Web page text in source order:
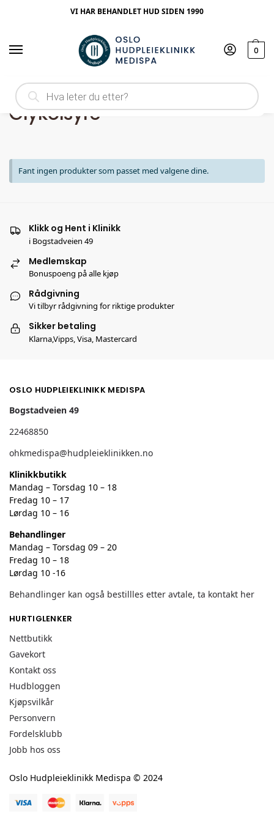
VI HAR BEHANDLET HUD SIDEN 1990
0
Hjem
Glykolsyre
Fant ingen produkter som passet med valgene dine.
Klikk og Hent i Klinikk
i Bogstadveien 49
Medlemskap
Bonuspoeng på alle kjøp
Rådgivning
Vi tilbyr rådgivning for riktige produkter
Sikker betaling
Klarna,Vipps, Visa, Mastercard
OSLO HUDPLEIEKLINIKK MEDISPA
Bogstadveien 49
22468850
ohkmedispa@hudpleieklinikken.no
Klinikkbutikk
Mandag – Torsdag 10 – 18
Fredag 10 – 17
Lørdag 10 – 16
Behandlinger
Mandag – Torsdag 09 – 20
Fredag 10 – 18
Lørdag 10 -16
Behandlinger kan også bestillles etter avtale, ta kontakt her
HURTIGLENKER
Nettbutikk
Gavekort
Kontakt oss
Hudbloggen
Kjøpsvilkår
Personvern
Fordelsklubb
Jobb hos oss
Oslo Hudpleieklinikk Medispa © 2024